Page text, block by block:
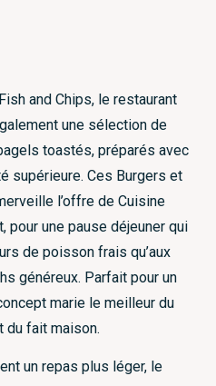
and Chips, le restaurant
une sélection de
toastés, préparés avec
supérieure. Ces Burgers et
l’offre de Cuisine
pour une pause déjeuner qui
de poisson frais qu’aux
généreux. Parfait pour un
marie le meilleur du
du fait maison.
un repas plus léger, le